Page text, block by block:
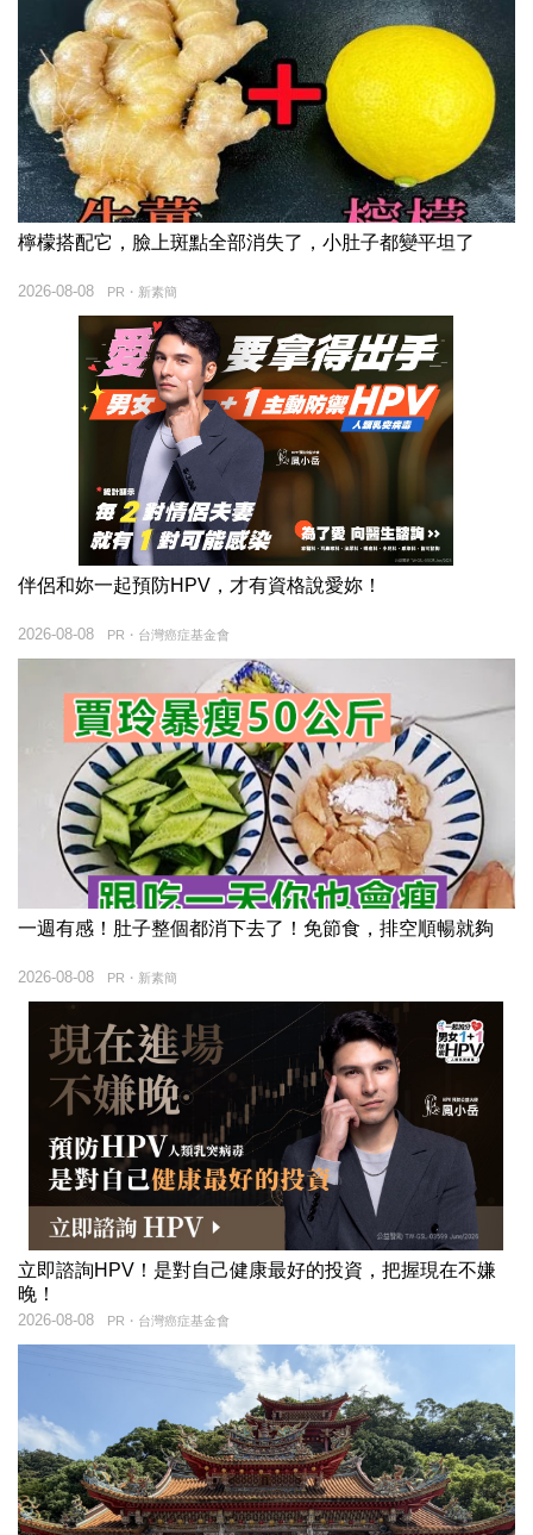
檸檬搭配它，臉上斑點全部消失了，小肚子都變平坦了
PR・新素簡
2026-08-08
伴侶和妳一起預防HPV，才有資格說愛妳！
PR・台灣癌症基金會
2026-08-08
一週有感！肚子整個都消下去了！免節食，排空順暢就夠
PR・新素簡
2026-08-08
立即諮詢HPV！是對自己健康最好的投資，把握現在不嫌
晚！
PR・台灣癌症基金會
2026-08-08